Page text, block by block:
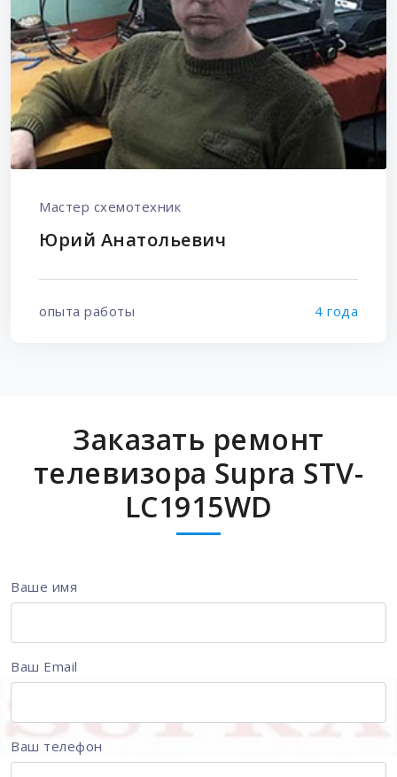
Мастер схемотехник
Юрий Анатольевич
опыта работы 4 года
Заказать ремонт
телевизора Supra STV-
LC1915WD
Ваше имя
Ваш Email
Ваш телефон